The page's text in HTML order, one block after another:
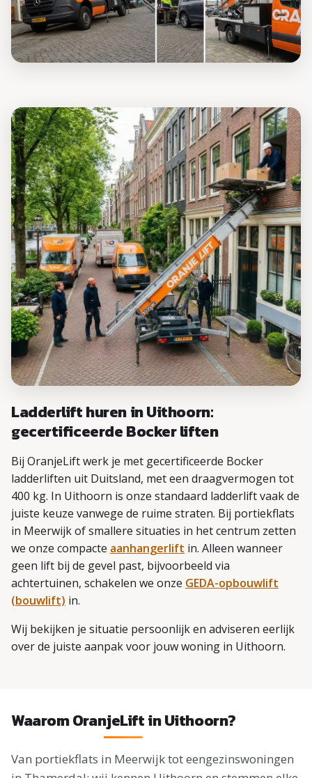
Ladderlift huren in Uithoorn:
gecertificeerde Bocker liften
Bij OranjeLift werk je met gecertificeerde Bocker
ladderliften uit Duitsland, met een draagvermogen tot
400 kg. In Uithoorn is onze standaard ladderlift vaak de
juiste keuze vanwege de ruime straten. Bij portiekflats
in Meerwijk of smallere situaties in het centrum zetten
we onze compacte aanhangerlift in. Alleen wanneer
geen lift bij de gevel past, bijvoorbeeld via
achtertuinen, schakelen we onze GEDA-opbouwlift
(bouwlift) in.
Wij bekijken je situatie persoonlijk en adviseren eerlijk
over de juiste aanpak voor jouw woning in Uithoorn.
Waarom OranjeLift in Uithoorn?
Van portiekflats in Meerwijk tot eengezinswoningen